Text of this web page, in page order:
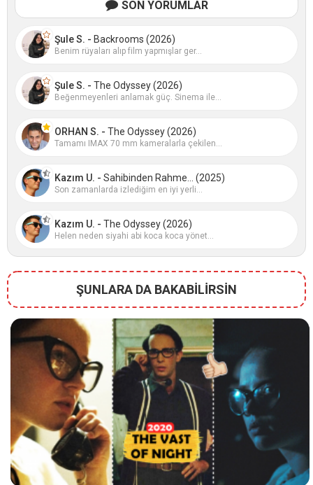
SON YORUMLAR
Şule S. - Backrooms (2026)
Benim rüyaları alıp film yapmışlar ger...
Şule S. - The Odyssey (2026)
Beğenmeyenleri anlamak güç. Sinema ile...
ORHAN S. - The Odyssey (2026)
Tamamı IMAX 70 mm kameralarla çekilen...
Kazım U. - Sahibinden Rahme... (2025)
Son zamanlarda izlediğim en iyi yerli...
Kazım U. - The Odyssey (2026)
Helen neden siyahi abi koca koca yönet...
ŞUNLARA DA BAKABİLİRSİN